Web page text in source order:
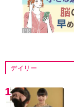
デイリー
1